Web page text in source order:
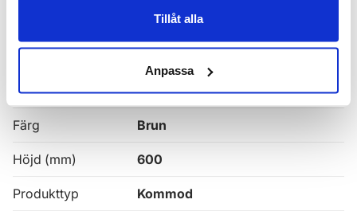
Tillåt alla
Anpassa
Djup (mm) 465
Färg Brun
Höjd (mm) 600
Produkttyp Kommod